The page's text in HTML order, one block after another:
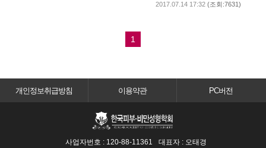
2017.07.14 17:32 (조회:7631)
1
개인정보취급방침 이용약관 PC버전
사업자번호 : 120-88-11361
대표자 : 오태경